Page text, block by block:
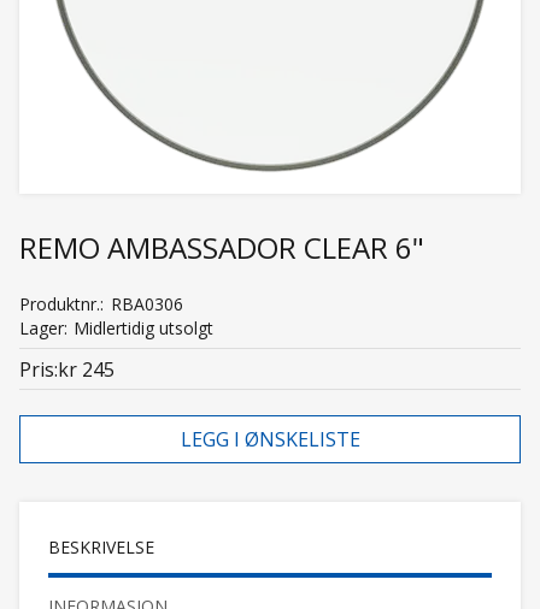
REMO AMBASSADOR CLEAR 6"
Produktnr. RBA0306
Lager Midlertidig utsolgt
Pris kr 245
LEGG I ØNSKELISTE
BESKRIVELSE